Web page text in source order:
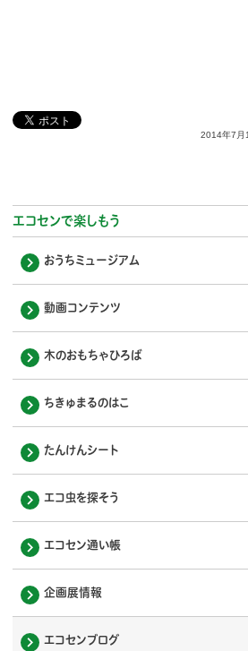
2014年7月
エコセンで楽しもう
おうちミュージアム
動画コンテンツ
木のおもちゃひろば
ちきゅまるのはこ
たんけんシート
エコ虫を探そう
エコセン通い帳
企画展情報
エコセンブログ